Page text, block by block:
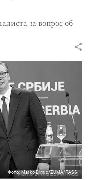
за вопрос об
Фото: Marko Dimic/ZUMA/TASS